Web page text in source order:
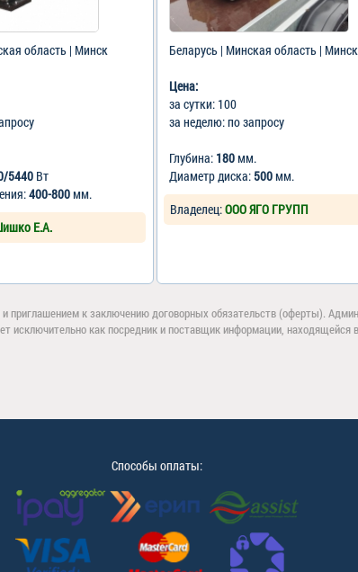
область | Минск
5440 Вт
400-800мм.
Е.А.
Беларусь | Минская область | Минск
Цена:
за сутки: 100
за неделю: по запросу
Глубина: 180мм.
Диаметр диска: 500мм.
Владелец:ООО ЯГО ГРУПП
приглашением к заключению договорных обязательств (оферты).
как посредник и поставщик информации, находящейся
Способы оплаты: